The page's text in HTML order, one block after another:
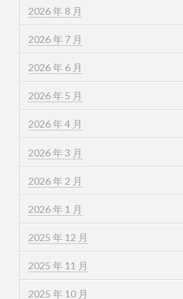
2026 年 8 月
2026 年 7 月
2026 年 6 月
2026 年 5 月
2026 年 4 月
2026 年 3 月
2026 年 2 月
2026 年 1 月
2025 年 12 月
2025 年 11 月
2025 年 10 月